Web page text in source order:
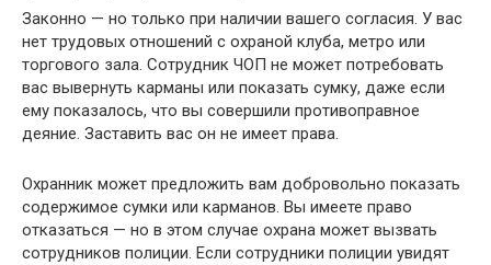
Законно — но только при наличии вашего согласия. У вас
нет трудовых отношений с охраной клуба, метро или
торгового зала. Сотрудник ЧОП не может потребовать
вас вывернуть карманы или показать сумку, даже если
ему показалось, что вы совершили противоправное
деяние. Заставить вас он не имеет права.
Охранник может предложить вам добровольно показать
содержимое сумки или карманов. Вы имеете право
отказаться — но в этом случае охрана может вызвать
сотрудников полиции. Если сотрудники полиции увидят